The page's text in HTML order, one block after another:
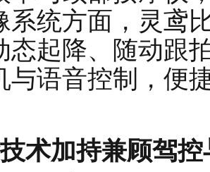
系统方面，灵鸢
态起降、随动跟
与语音控制，便
术加持兼顾驾